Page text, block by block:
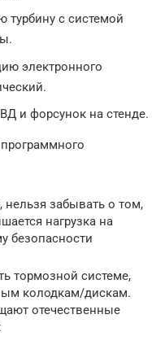
турбину с системой
электронного
и форсунок на стенде.
нельзя забывать о том,
нагрузка на
безопасности
тормозной системе,
колодкам/дискам.
отечественные